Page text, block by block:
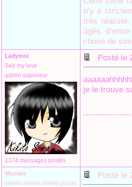
n’y a
très
âgés
chose de
Ladymoi
Seb my love
admin superieur
1374 messages postés
Posté le
je le trouve
--------------------
libanais
oremo moero cosmo yoooo
Posté le